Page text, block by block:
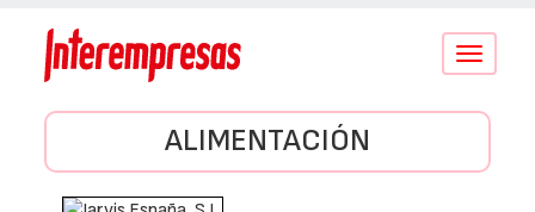
Conmutar
ALIMENTACIÓN